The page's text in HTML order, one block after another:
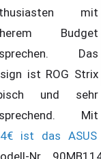
mit
Budget
Das
ist ROG Strix
und sehr
Mit
ist das ASUS